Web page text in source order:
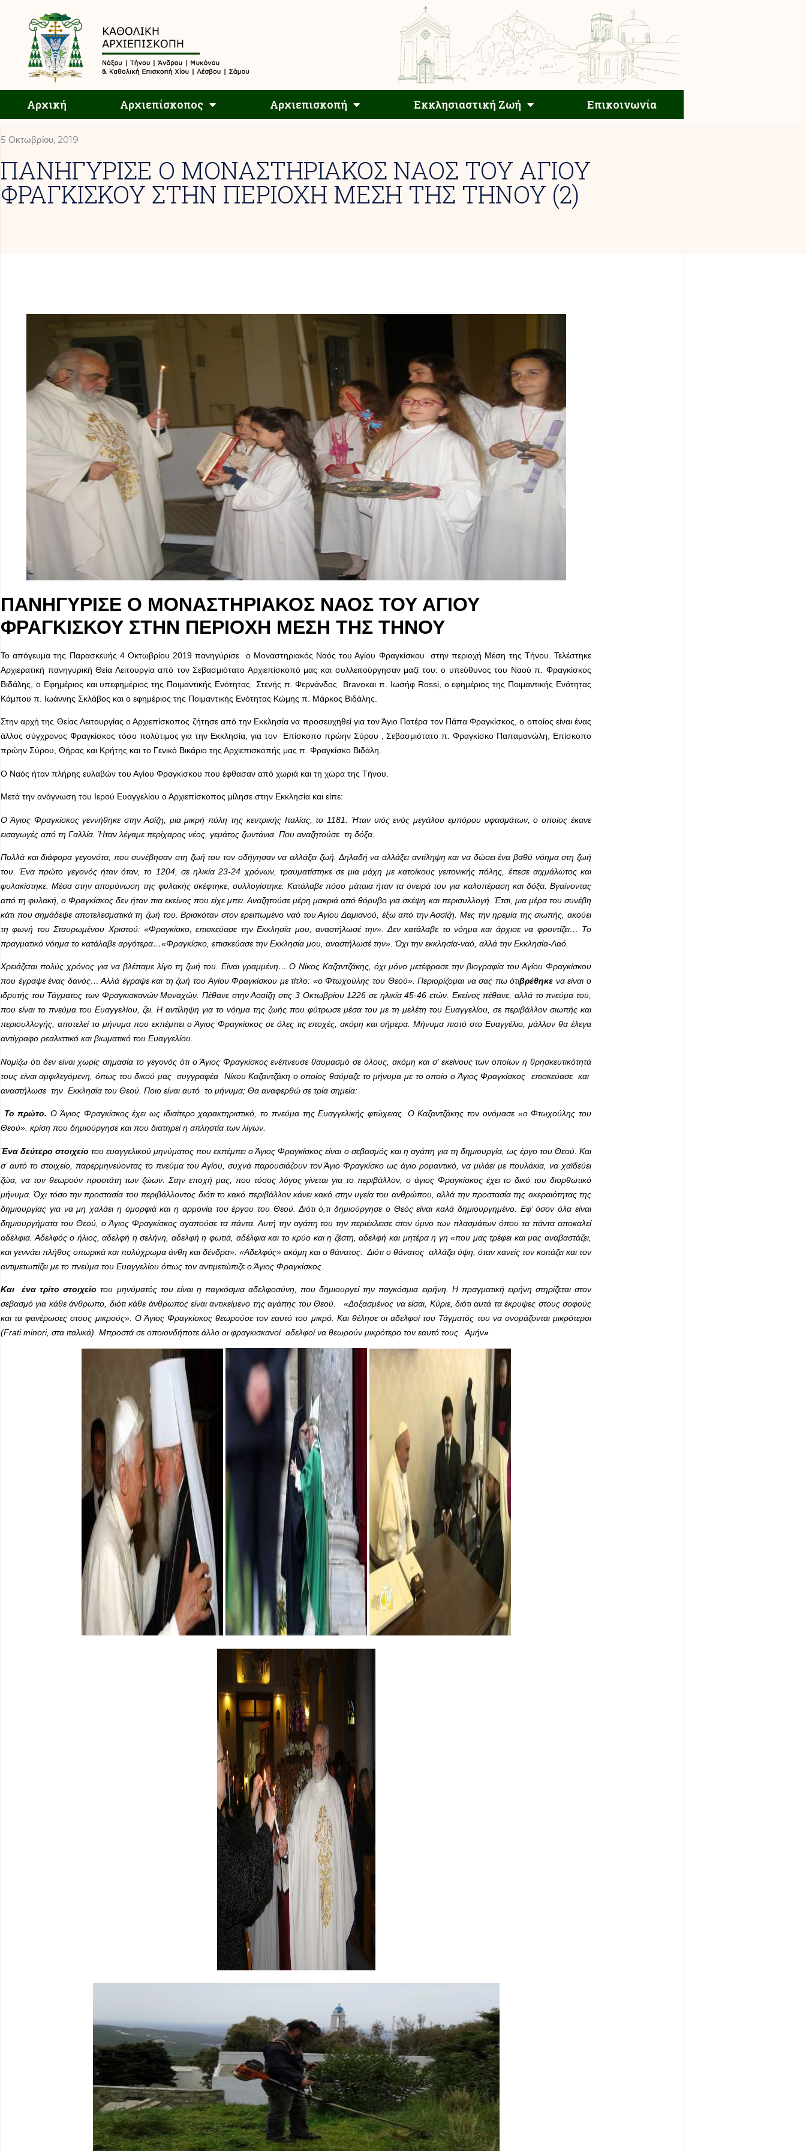
Αρχική Αρχιεπίσκοπος Αρχιεπισκοπή Εκκλησιαστική Ζωή Επικοινωνία
Αρχιεπισκοπή Εκκλησιαστική Ζωή Επικοινωνία
5 Οκτωβρίου, 2019
ΠΑΝΗΓΥΡΙΣΕ Ο ΜΟΝΑΣΤΗΡΙΑΚΟΣ ΝΑΟΣ ΤΟΥ ΑΓΙΟΥ
ΦΡΑΓΚΙΣΚΟΥ ΣΤΗΝ ΠΕΡΙΟΧΗ ΜΕΣΗ ΤΗΣ ΤΗΝΟΥ (2)
ΠΑΝΗΓΥΡΙΣΕ Ο ΜΟΝΑΣΤΗΡΙΑΚΟΣ ΝΑΟΣ ΤΟΥ ΑΓΙΟΥ
ΦΡΑΓΚΙΣΚΟΥ ΣΤΗΝ ΠΕΡΙΟΧΗ ΜΕΣΗ ΤΗΣ ΤΗΝΟΥ
Το απόγευμα της Παρασκευής 4 Οκτωβρίου 2019 πανηγύρισε ο Μοναστηριακός Ναός του Αγίου Φραγκίσκου στην περιοχή Μέση της Τήνου. Τελέστηκε
Αρχιερατική πανηγυρική Θεία Λειτουργία από τον Σεβασμιότατο Αρχιεπίσκοπό μας και συλλειτούργησαν μαζί του: ο υπεύθυνος του Ναού π. Φραγκίσκος
Βιδάλης, ο Εφημέριος και υπεφημέριος της Ποιμαντικής Ενότητας Στενής π. Φερνάνδος Bravoκαι π. Ιωσήφ Rossi, ο εφημέριος της Ποιμαντικής Ενότητας
Κάμπου π. Ιωάννης Σκλάβος και ο εφημέριος της Ποιμαντικής Ενότητας Κώμης π. Μάρκος Βιδάλης.
Στην αρχή της Θείας Λειτουργίας ο Αρχιεπίσκοπος ζήτησε από την Εκκλησία να προσευχηθεί για τον Άγιο Πατέρα τον Πάπα Φραγκίσκος, ο οποίος είναι ένας
άλλος σύγχρονος Φραγκίσκος τόσο πολύτιμος για την Εκκλησία, για τον Επίσκοπο πρώην Σύρου , Σεβασμιότατο π. Φραγκίσκο Παπαμανώλη, Επίσκοπο
πρώην Σύρου, Θήρας και Κρήτης και το Γενικό Βικάριο της Αρχιεπισκοπής μας π. Φραγκίσκο Βιδάλη.
Ο Ναός ήταν πλήρης ευλαβών του Αγίου Φραγκίσκου που έφθασαν από χωριά και τη χώρα της Τήνου.
Μετά την ανάγνωση του Ιερού Ευαγγελίου ο Αρχιεπίσκοπος μίλησε στην Εκκλησία και είπε:
Ο Άγιος Φραγκίσκος γεννήθηκε στην Ασίζη, μια μικρή πόλη της κεντρικής Ιταλίας, το 1181. Ήταν υιός ενός μεγάλου εμπόρου υφασμάτων, ο οποίος έκανε
εισαγωγές από τη Γαλλία. Ήταν λέγαμε περίχαρος νέος, γεμάτος ζωντάνια. Που αναζητούσε τη δόξα.
Πολλά και διάφορα γεγονότα, που συνέβησαν στη ζωή του τον οδήγησαν να αλλάξει ζωή. Δηλαδή να αλλάξει αντίληψη και να δώσει ένα βαθύ νόημα στη ζωή
του. Ένα πρώτο γεγονός ήταν όταν, το 1204, σε ηλικία 23-24 χρόνων, τραυματίστηκε σε μια μάχη με κατοίκους γειτονικής πόλης, έπεσε αιχμάλωτος και
φυλακίστηκε. Μέσα στην απομόνωση της φυλακής σκέφτηκε, συλλογίστηκε. Κατάλαβε πόσο μάταια ήταν τα όνειρά του για καλοπέραση και δόξα. Βγαίνοντας
από τη φυλακή, ο Φραγκίσκος δεν ήταν πια εκείνος που είχε μπει. Αναζητούσε μέρη μακριά από θόρυβο για σκέψη και περισυλλογή. Έτσι, μια μέρα του συνέβη
κάτι που σημάδεψε αποτελεσματικά τη ζωή του. Βρισκόταν στον ερειπωμένο ναό του Αγίου Δαμιανού, έξω από την Ασσίζη. Μες την ηρεμία της σιωπής, ακούει
τη φωνή του Σταυρωμένου Χριστού: «Φραγκίσκο, επισκεύασε την Εκκλησία μου, αναστήλωσέ την». Δεν κατάλαβε το νόημα και άρχισε να φροντίζει… Το
πραγματικό νόημα το κατάλαβε αργότερα…«Φραγκίσκο, επισκεύασε την Εκκλησία μου, αναστήλωσέ την». Όχι την εκκλησία-ναό, αλλά την Εκκλησία-Λαό.
Χρειάζεται πολύς χρόνος για να βλέπαμε λίγο τη ζωή του. Είναι γραμμένη… Ο Νίκος Καζαντζάκης, όχι μόνο μετέφρασε την βιογραφία του Αγίου Φραγκίσκου
που έγραψε ένας δανός… Αλλά έγραψε και τη ζωή του Αγίου Φραγκίσκου με τίτλο: «ο Φτωχούλης του Θεού». Περιορίζομαι να σας πω ότιβρέθηκε να είναι ο
ιδρυτής του Τάγματος των Φραγκισκανών Μοναχών. Πέθανε στην Ασσίζη στις 3 Οκτωβρίου 1226 σε ηλικία 45-46 ετών. Εκείνος πέθανε, αλλά το πνεύμα του,
που είναι το πνεύμα του Ευαγγελίου, ζει. Η αντίληψη για το νόημα της ζωής που φύτρωσε μέσα του με τη μελέτη του Ευαγγελίου, σε περιβάλλον σιωπής και
περισυλλογής, αποτελεί το μήνυμα που εκπέμπει ο Άγιος Φραγκίσκος σε όλες τις εποχές, ακόμη και σήμερα. Μήνυμα πιστό στο Ευαγγέλιο, μάλλον θα έλεγα
αντίγραφο ρεαλιστικό και βιωματικό του Ευαγγελίου.
Νομίζω ότι δεν είναι χωρίς σημασία το γεγονός ότι ο Άγιος Φραγκίσκος ενέπνευσε θαυμασμό σε όλους, ακόμη και σ’ εκείνους των οποίων η θρησκευτικότητά
τους είναι αμφιλεγόμενη, όπως του δικού μας συγγραφέα Νίκου Καζαντζάκη ο οποίος θαύμαζε το μήνυμα με το οποίο ο Άγιος Φραγκίσκος επισκεύασε και
αναστήλωσε την Εκκλησία του Θεού. Ποιο είναι αυτό το μήνυμα; Θα αναφερθώ σε τρία σημεία:
Το πρώτο.Ο Άγιος Φραγκίσκος έχει ως ιδιαίτερο χαρακτηριστικό, το πνεύμα της Ευαγγελικής φτώχειας. Ο Καζαντζάκης τον ονόμασε «ο Φτωχούλης του
Θεού». κρίση που δημιούργησε και που διατηρεί η απληστία των λίγων.
Ένα δεύτερο στοιχείο του ευαγγελικού μηνύματος που εκπέμπει ο Άγιος Φραγκίσκος είναι ο σεβασμός και η αγάπη για τη δημιουργία, ως έργο του Θεού. Και
σ’ αυτό το στοιχείο, παρερμηνεύοντας το πνεύμα του Αγίου, συχνά παρουσιάζουν τον Άγιο Φραγκίσκο ως άγιο ρομαντικό, να μιλάει με πουλάκια, να χαϊδεύει
ζώα, να τον θεωρούν προστάτη των ζώων. Στην εποχή μας, που τόσος λόγος γίνεται για το περιβάλλον, ο άγιος Φραγκίσκος έχει το δικό του διορθωτικό
μήνυμα. Όχι τόσο την προστασία του περιβάλλοντος διότι το κακό περιβάλλον κάνει κακό στην υγεία του ανθρώπου, αλλά την προστασία της ακεραιότητας της
δημιουργίας για να μη χαλάει η ομορφιά και η αρμονία του έργου του Θεού. Διότι ό,τι δημιούργησε ο Θεός είναι καλά δημιουργημένο. Εφ’ όσον όλα είναι
δημιουργήματα του Θεού, ο Άγιος Φραγκίσκος αγαπούσε τα πάντα. Αυτή την αγάπη του την περιέκλεισε στον ύμνο των πλασμάτων όπου τα πάντα αποκαλεί
αδέλφια. Αδελφός ο ήλιος, αδελφή η σελήνη, αδελφή η φωτιά, αδέλφια και το κρύο και η ζέστη, αδελφή και μητέρα η γη «που μας τρέφει και μας αναβαστάζει,
και γεννάει πλήθος οπωρικά και πολύχρωμα άνθη και δένδρα». «Αδελφός» ακόμη και ο θάνατος. Διότι ο θάνατος αλλάζει όψη, όταν κανείς τον κοιτάζει και τον
αντιμετωπίζει με το πνεύμα του Ευαγγελίου όπως τον αντιμετώπιζε ο Άγιος Φραγκίσκος.
Και ένα τρίτο στοιχείο του μηνύματός του είναι η παγκόσμια αδελφοσύνη, που δημιουργεί την παγκόσμια ειρήνη. Η πραγματική ειρήνη στηρίζεται στον
σεβασμό για κάθε άνθρωπο, διότι κάθε άνθρωπος είναι αντικείμενο της αγάπης του Θεού. «Δοξασμένος να είσαι, Κύριε, διότι αυτά τα έκρυψες στους σοφούς
και τα φανέρωσες στους μικρούς». Ο Άγιος Φραγκίσκος θεωρούσε τον εαυτό του μικρό. Και θέλησε οι αδελφοί του Τάγματός του να ονομάζονται μικρότεροι
(Frati minori, στα ιταλικά). Μπροστά σε οποιονδήποτε άλλο οι φραγκισκανοί αδελφοί να θεωρούν μικρότερο τον εαυτό τους. Αμήν»